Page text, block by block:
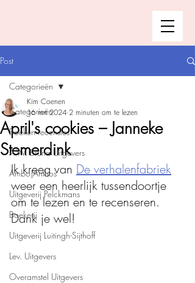
Post
Categorieën
Boeken recensies
A.W. Bruna Uitgevers
Ambo|Anthos
Uitgeverij Pelckmans
Boekerij
Uitgeverij Luitingh-Sijthoff
Lev. Uitgevers
Overamstel Uitgevers
Categorieën
April's cookies – Janneke
Stemerdink
Kim Coenen
16 mrt 2024 2 minuten om te lezen
Ik kreeg van De verhalenfabriek
weer een heerlijk tussendoortje
om te lezen en te recenseren.
Dank je wel!